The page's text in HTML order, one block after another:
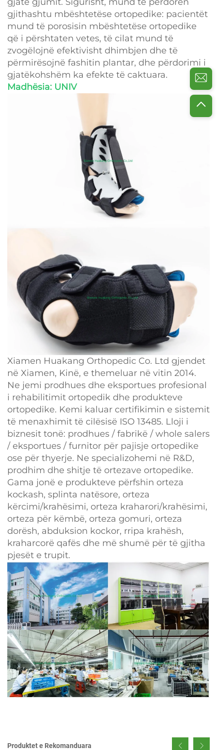
gjithashtu mbështetëse ortopedike: pacientët
mund të porosisin mbështetëse ortopedike
që i përshtaten vetes, të cilat mund të
zvogëlojnë efektivisht dhimbjen dhe të
përmirësojnë fashitin plantar, dhe përdorimi i
gjatëkohshëm ka efekte të caktuara.
Madhësia: UNIV
Xiamen Huakang Orthopedic Co. Ltd gjendet
në Xiamen, Kinë, e themeluar në vitin 2014.
Ne jemi prodhues dhe eksportues profesional
i rehabilitimit ortopedik dhe produkteve
ortopedike. Kemi kaluar certifikimin e sistemit
të menaxhimit të cilësisë ISO 13485. Lloji i
biznesit tonë: prodhues / fabrikë / whole salers
/ eksportues / furnitor për pajisje ortopedike
ose për thyerje. Ne specializohemi në R&D,
prodhim dhe shitje të ortezave ortopedike.
Gama jonë e produkteve përfshin orteza
kockash, splinta natësore, orteza
kërcimi/krahësimi, orteza kraharori/krahësimi,
orteza për këmbë, orteza gomuri, orteza
dorësh, abduksion kockor, rripa krahësh,
kraharcorë qafës dhe më shumë për të gjitha
pjesët e trupit.
Produktet e Rekomanduara